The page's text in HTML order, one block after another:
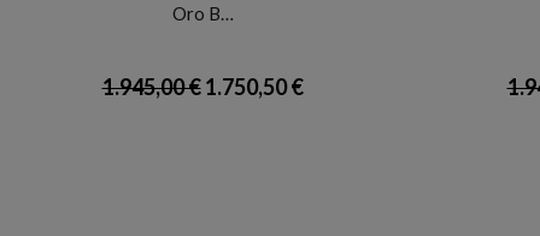
Oro B…
1.945,00 €1.750,50 €